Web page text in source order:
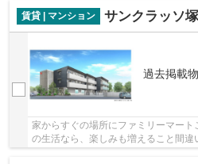
賃貸 | マンション
サンクラッソ
過去掲載
家からすぐの場所にファミリーマー
の生活なら、楽しみも増えること間